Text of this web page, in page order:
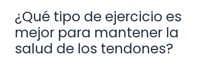
¿Qué tipo de ejercicio es
mejor para mantener la
salud de los tendones?